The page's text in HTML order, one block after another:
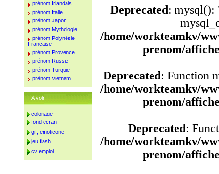
Deprecated: mysql():
/home/workteamkv/
prenom/
Deprecated: Function
/home/workteamkv/
prenom/
Deprecated:
/home/workteamkv/
prenom/
prénom Irlandais
prénom Italie
prénom Japon
prénom Mythologie
prénom Polynésie
Française
prénom Provence
prénom Russie
prénom Turquie
prénom Vietnam
A voir
coloriage
fond ecran
gif, emoticone
jeu flash
cv emploi